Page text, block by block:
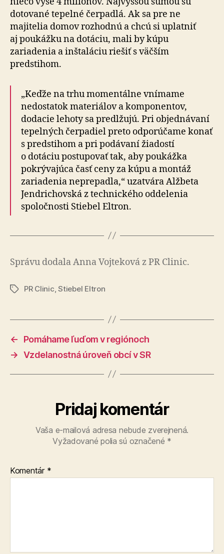
dotované tepelné čerpadlá. Ak sa pre ne
majitelia domov rozhodnú a chcú si uplatniť
aj poukážku na dotáciu, mali by kúpu
zariadenia a inštaláciu riešiť s väčším
predstihom.
„Keďže na trhu momentálne vnímame
nedostatok materiálov a komponentov,
dodacie lehoty sa predlžujú. Pri objednávaní
tepelných čerpadiel preto odporúčame konať
s predstihom a pri podávaní žiadostí
o dotáciu postupovať tak, aby poukážka
pokrývajúca časť ceny za kúpu a montáž
zariadenia neprepadla,“ uzatvára Alžbeta
Jendrichovská z technického oddelenia
spoločnosti Stiebel Eltron.
Správu dodala Anna Vojteková z PR Clinic.
ZnačkyPR Clinic ,Stiebel Eltron
←
Pomáhame ľuďom v regiónoch
→ Vzdelanostná úroveň obcí v SR
Pridaj komentár
Vaša e-mailová adresa nebude zverejnená.
Vyžadované polia sú označené *
Komentár *